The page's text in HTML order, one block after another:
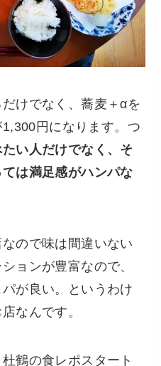
けでなく、蕎麦＋αを
円になります。つ
い人だけでなく、そ
は満足感がハンパな
ので味は間違いない
ョンが豊富なので、
が良い。というわけ
なんです。
鶴の食レポスタート